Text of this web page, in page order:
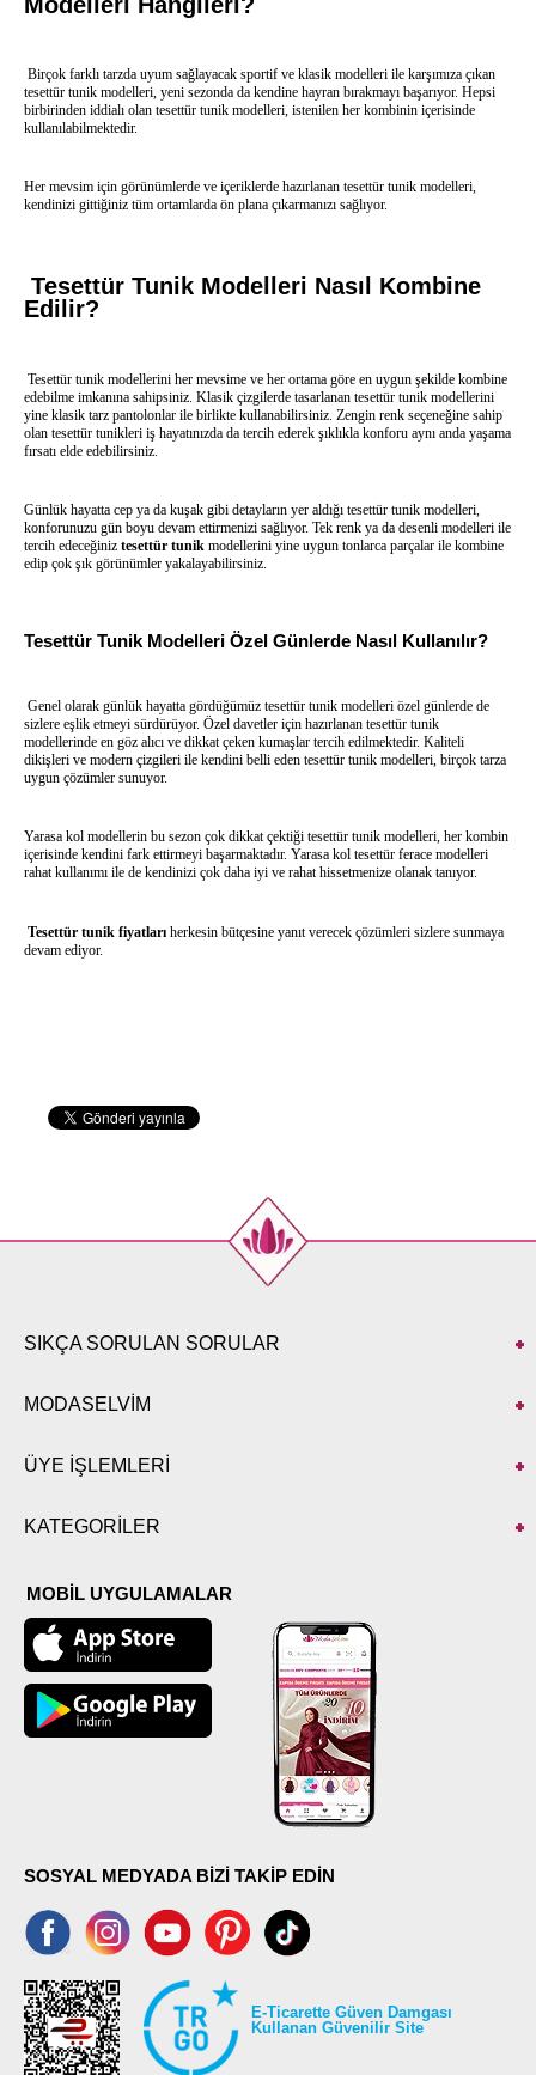
Birçok farklı tarzda uyum sağlayacak sportif ve klasik modelleri ile karşımıza çıkan
tesettür tunik modelleri, yeni sezonda da kendine hayran bırakmayı başarıyor. Hepsi
birbirinden iddialı olan tesettür tunik modelleri, istenilen her kombinin içerisinde
kullanılabilmektedir.
Her mevsim için görünümlerde ve içeriklerde hazırlanan tesettür tunik modelleri,
kendinizi gittiğiniz tüm ortamlarda ön plana çıkarmanızı sağlıyor.
Tesettür Tunik Modelleri Nasıl Kombine
Edilir?
Tesettür tunik modellerini her mevsime ve her ortama göre en uygun şekilde kombine
edebilme imkanına sahipsiniz. Klasik çizgilerde tasarlanan tesettür tunik modellerini
yine klasik tarz pantolonlar ile birlikte kullanabilirsiniz. Zengin renk seçeneğine sahip
olan tesettür tunikleri iş hayatınızda da tercih ederek şıklıkla konforu aynı anda yaşama
fırsatı elde edebilirsiniz.
Günlük hayatta cep ya da kuşak gibi detayların yer aldığı tesettür tunik modelleri,
konforunuzu gün boyu devam ettirmenizi sağlıyor. Tek renk ya da desenli modelleri ile
tercih edeceğiniz tesettür tunik modellerini yine uygun tonlarca parçalar ile kombine
edip çok şık görünümler yakalayabilirsiniz.
Tesettür Tunik Modelleri Özel Günlerde Nasıl Kullanılır?
Genel olarak günlük hayatta gördüğümüz tesettür tunik modelleri özel günlerde de
sizlere eşlik etmeyi sürdürüyor. Özel davetler için hazırlanan tesettür tunik
modellerinde en göz alıcı ve dikkat çeken kumaşlar tercih edilmektedir. Kaliteli
dikişleri ve modern çizgileri ile kendini belli eden tesettür tunik modelleri, birçok tarza
uygun çözümler sunuyor.
Yarasa kol modellerin bu sezon çok dikkat çektiği tesettür tunik modelleri, her kombin
içerisinde kendini fark ettirmeyi başarmaktadır. Yarasa kol tesettür ferace modelleri
rahat kullanımı ile de kendinizi çok daha iyi ve rahat hissetmenize olanak tanıyor.
Tesettür tunik fiyatları herkesin bütçesine yanıt verecek çözümleri sizlere sunmaya
devam ediyor.
SIKÇA SORULAN SORULAR
MODASELVİM
ÜYE İŞLEMLERİ
KATEGORİLER
MOBİL UYGULAMALAR
SOSYAL MEDYADA BİZİ TAKİP EDİN
E-Ticarette Güven Damgası
Kullanan Güvenilir Site